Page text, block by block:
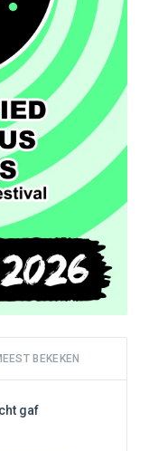
BEKEKEN
gaf